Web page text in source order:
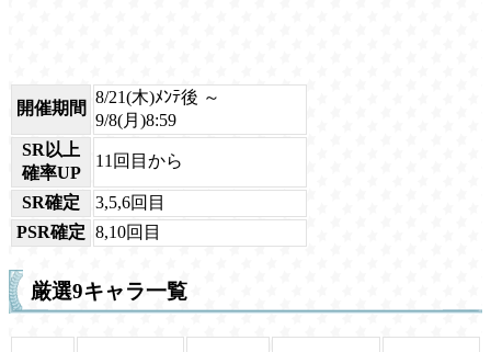
開催期間
8/21(木)ﾒﾝﾃ後 ～
9/8(月)8:59
SR以上
確率UP
11回目から
SR確定
3,5,6回目
PSR確定 8,10回目
厳選9キャラ一覧